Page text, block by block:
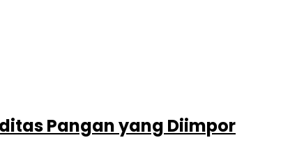
Pangan yang Diimpor